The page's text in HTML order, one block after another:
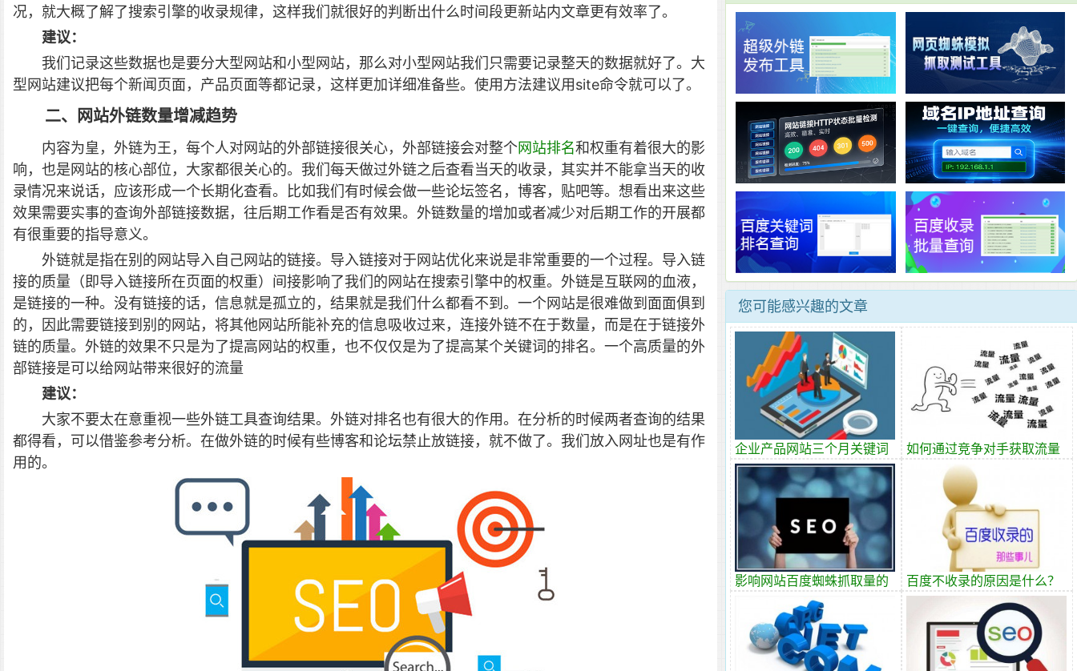
况，就大概了解了搜索引擎的收录规律，这样我们就很好的判断出什么时间段更新站内文章更有效率了。
建议：
我们记录这些数据也是要分大型网站和小型网站，那么对小型网站我们只需要记录整天的数据就好了。大
型网站建议把每个新闻页面，产品页面等都记录，这样更加详细准备些。使用方法建议用site命令就可以了。
二、网站外链数量增减趋势
内容为皇，外链为王，每个人对网站的外部链接很关心，外部链接会对整个网站排名和权重有着很大的影
响，也是网站的核心部位，大家都很关心的。我们每天做过外链之后查看当天的收录，其实并不能拿当天的收
录情况来说话，应该形成一个长期化查看。比如我们有时候会做一些论坛签名，博客，贴吧等。想看出来这些
效果需要实事的查询外部链接数据，往后期工作看是否有效果。外链数量的增加或者减少对后期工作的开展都
有很重要的指导意义。
外链就是指在别的网站导入自己网站的链接。导入链接对于网站优化来说是非常重要的一个过程。导入链
接的质量（即导入链接所在页面的权重）间接影响了我们的网站在搜索引擎中的权重。外链是互联网的血液，
是链接的一种。没有链接的话，信息就是孤立的，结果就是我们什么都看不到。一个网站是很难做到面面俱到
的，因此需要链接到别的网站，将其他网站所能补充的信息吸收过来，连接外链不在于数量，而是在于链接外
链的质量。外链的效果不只是为了提高网站的权重，也不仅仅是为了提高某个关键词的排名。一个高质量的外
部链接是可以给网站带来很好的流量
建议：
大家不要太在意重视一些外链工具查询结果。外链对排名也有很大的作用。在分析的时候两者查询的结果
都得看，可以借鉴参考分析。在做外链的时候有些博客和论坛禁止放链接，就不做了。我们放入网址也是有作
用的。
您可能感兴趣的文章
企业产品网站三个月关键词
排名上首页
如何通过竞争对手获取流量
影响网站百度蜘蛛抓取量的
因素有哪些？
百度不收录的原因是什么？
网站为什么不被收录？